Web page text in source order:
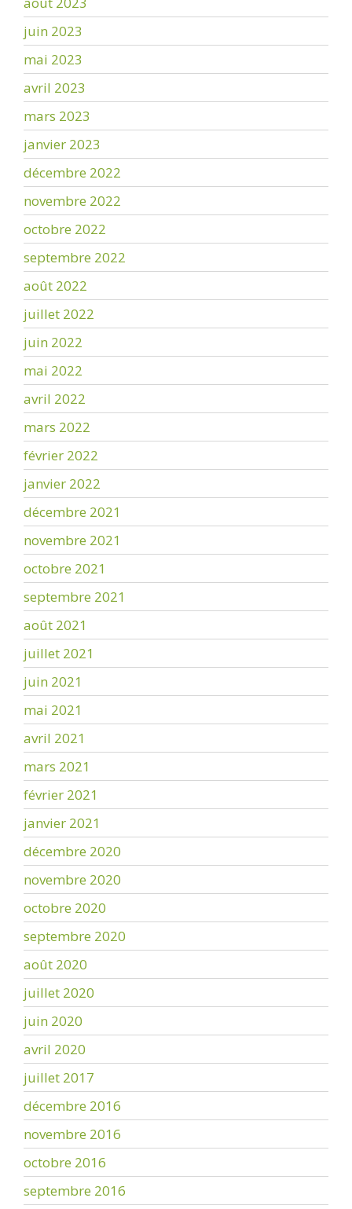
juin 2023
mai 2023
avril 2023
mars 2023
janvier 2023
décembre 2022
novembre 2022
octobre 2022
septembre 2022
août 2022
juillet 2022
juin 2022
mai 2022
avril 2022
mars 2022
février 2022
janvier 2022
décembre 2021
novembre 2021
octobre 2021
septembre 2021
août 2021
juillet 2021
juin 2021
mai 2021
avril 2021
mars 2021
février 2021
janvier 2021
décembre 2020
novembre 2020
octobre 2020
septembre 2020
août 2020
juillet 2020
juin 2020
avril 2020
juillet 2017
décembre 2016
novembre 2016
octobre 2016
septembre 2016